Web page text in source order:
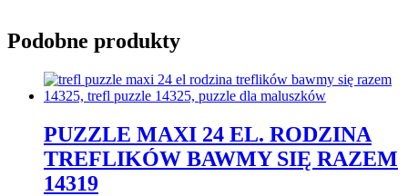
Podobne produkty
PUZZLE MAXI 24 EL. RODZINA
TREFLIKÓW BAWMY SIĘ RAZEM
14319